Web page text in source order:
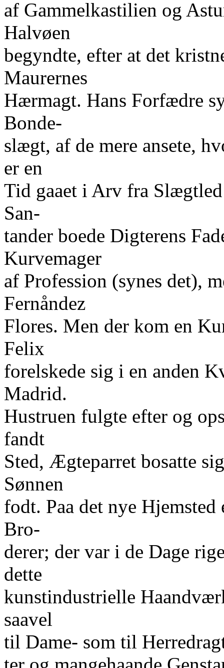
af Gammelkastilien og
Halvøen
begyndte, efter at det
Maurernes
Hærmagt. Hans Forfædre
Bonde-
slægt, af de mere ansete,
er en
Tid gaaet i Arv fra
San-
tander boede Digterens
Kurvemager
af Profession (synes det),
Fernåndez
Flores. Men der kom en
Felix
forelskede sig i en anden
Madrid.
Hustruen fulgte efter og
fandt
Sted, Ægteparret bosatte
Sønnen
fodt. Paa det nye
Bro-
derer; der var i de Dage
dette
kunstindustrielle
saavel
til Dame- som til